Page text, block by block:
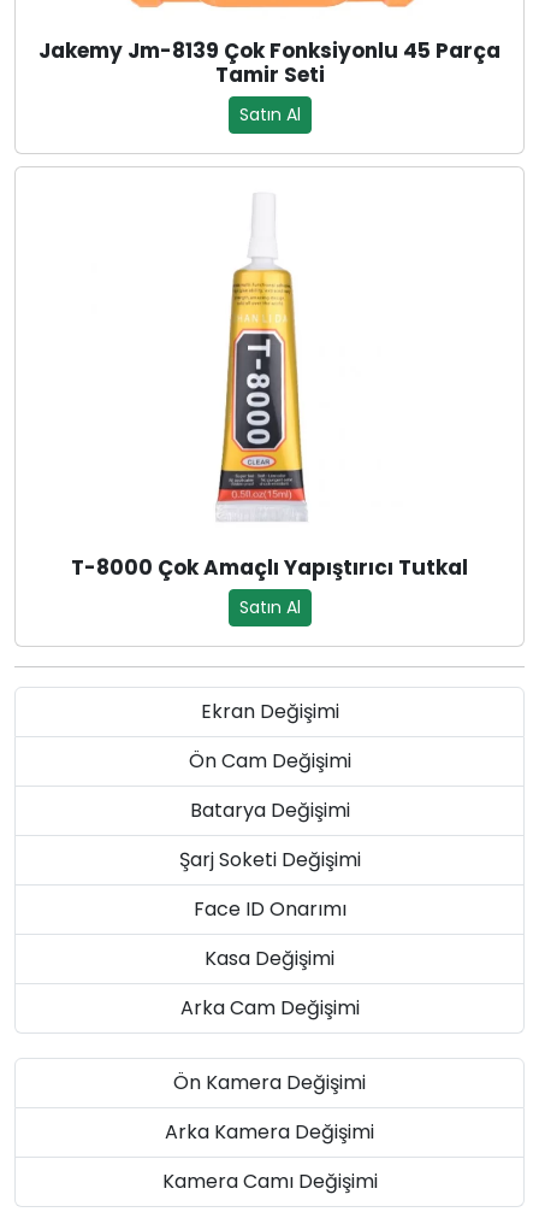
Jakemy Jm-8139 Çok Fonksiyonlu 45 Parça
Tamir Seti
Satın Al
T-8000 Çok Amaçlı Yapıştırıcı Tutkal
Satın Al
Ekran Değişimi
Ön Cam Değişimi
Batarya Değişimi
Şarj Soketi Değişimi
Face ID Onarımı
Kasa Değişimi
Arka Cam Değişimi
Ön Kamera Değişimi
Arka Kamera Değişimi
Kamera Camı Değişimi